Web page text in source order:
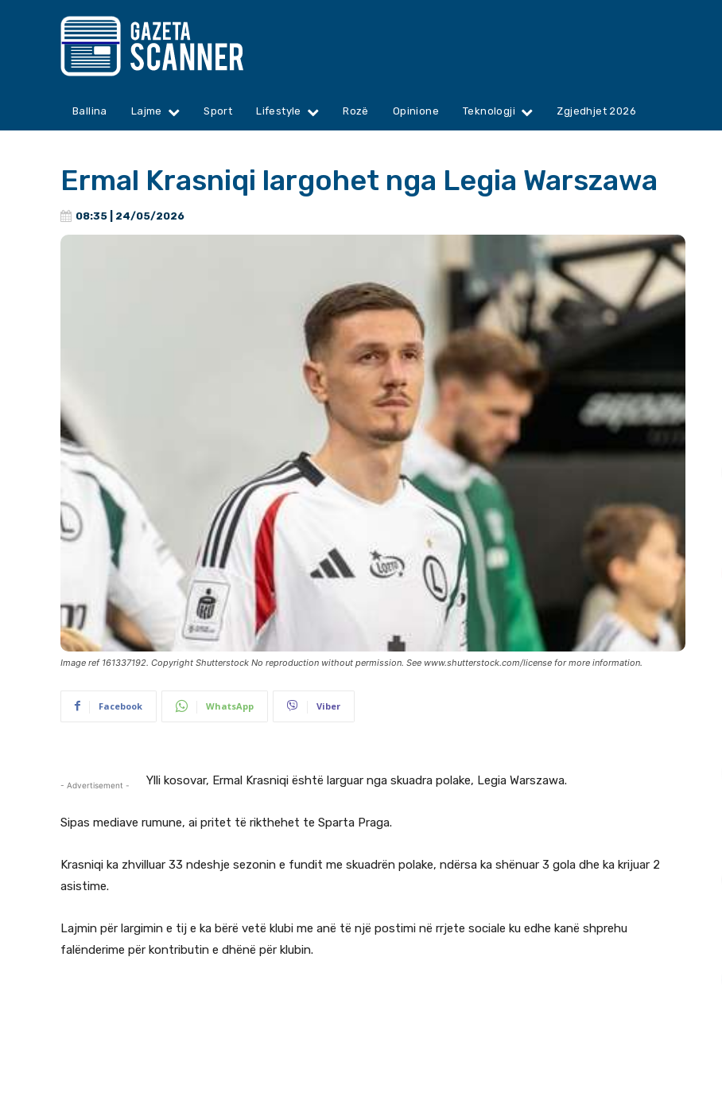
Ballina Lajme Sport Lifestyle Rozë Opinione Teknologji Zgjedhjet 2026
Ermal Krasniqi largohet nga Legia Warszawa
08:35 | 24/05/2026
Image ref 161337192. Copyright Shutterstock No reproduction without permission. See www.shutterstock.com/license for more information.
Facebook WhatsApp Viber
- Advertisement - Ylli kosovar, Ermal Krasniqi është larguar nga skuadra polake, Legia Warszawa.
Sipas mediave rumune, ai pritet të rikthehet te Sparta Praga.
Krasniqi ka zhvilluar 33 ndeshje sezonin e fundit me skuadrën polake, ndërsa ka shënuar 3 gola dhe ka krijuar 2
asistime.
Lajmin për largimin e tij e ka bërë vetë klubi me anë të një postimi në rrjete sociale ku edhe kanë shprehu
falënderime për kontributin e dhënë për klubin.